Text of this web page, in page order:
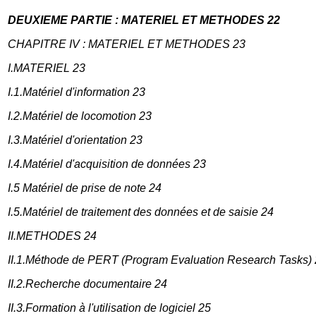
DEUXIEME PARTIE : MATERIEL ET METHODES 22
CHAPITRE IV : MATERIEL ET METHODES 23
I.MATERIEL 23
I.1.Matériel d'information 23
I.2.Matériel de locomotion 23
I.3.Matériel d'orientation 23
I.4.Matériel d'acquisition de données 23
I.5 Matériel de prise de note 24
I.5.Matériel de traitement des données et de saisie 24
II.METHODES 24
II.1.Méthode de PERT (Program Evaluation Research Tasks)
II.2.Recherche documentaire 24
II.3.Formation à l'utilisation de logiciel 25